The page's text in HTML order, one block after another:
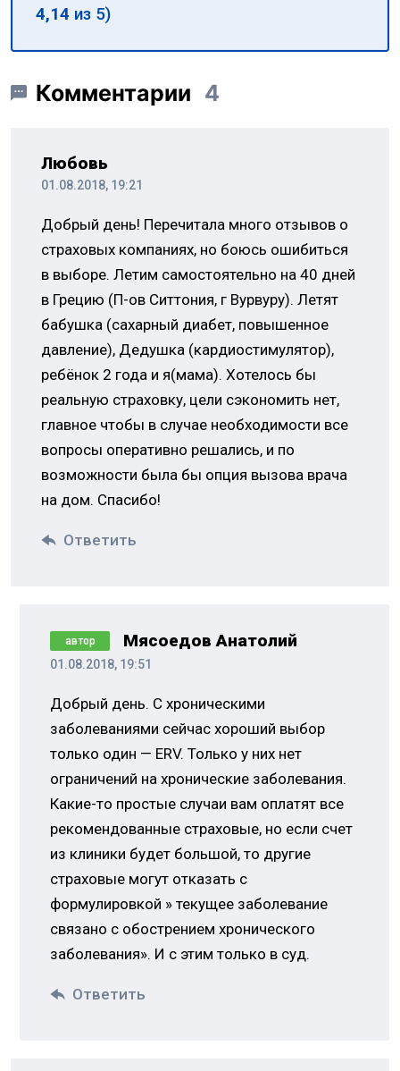
4,14 из 5)
Комментарии 4
Любовь
01.08.2018, 19:21
Добрый день! Перечитала много отзывов о
страховых компаниях, но боюсь ошибиться
в выборе. Летим самостоятельно на 40 дней
в Грецию (П-ов Ситтония, г Вурвуру). Летят
бабушка (сахарный диабет, повышенное
давление), Дедушка (кардиостимулятор),
ребёнок 2 года и я(мама). Хотелось бы
реальную страховку, цели сэкономить нет,
главное чтобы в случае необходимости все
вопросы оперативно решались, и по
возможности была бы опция вызова врача
на дом. Спасибо!
Ответить
автор Мясоедов Анатолий
01.08.2018, 19:51
Добрый день. С хроническими
заболеваниями сейчас хороший выбор
только один — ERV. Только у них нет
ограничений на хронические заболевания.
Какие-то простые случаи вам оплатят все
рекомендованные страховые, но если счет
из клиники будет большой, то другие
страховые могут отказать с
формулировкой » текущее заболевание
связано с обострением хронического
заболевания». И с этим только в суд.
Ответить